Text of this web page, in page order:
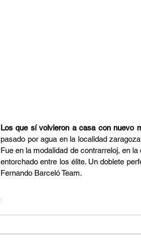
Los que sí volvieron a casa con nuevo
pasado por agua en la localidad
Fue en la modalidad de contrarreloj, en
entorchado entre los élite. Un doblete
Fernando Barceló Team.